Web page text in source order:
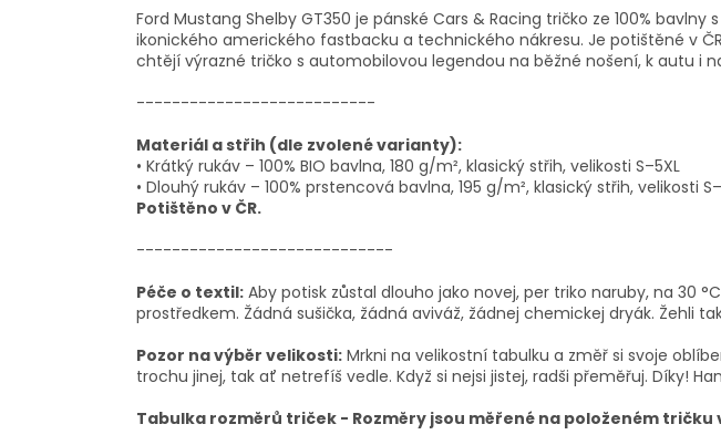
Ford Mustang Shelby GT350 je pánské Cars & Racing tričko ze 100%
ikonického amerického fastbacku a technického nákresu. Je potištěné v
chtějí výrazné tričko s automobilovou legendou na běžné nošení, k autu i
---------------------------
Materiál a střih (dle zvolené varianty):
• Krátký rukáv – 100% BIO bavlna, 180 g/m², klasický střih, velikosti S–5XL
• Dlouhý rukáv – 100% prstencová bavlna, 195 g/m², klasický střih, velikosti
Potištěno v ČR.
-----------------------------
Péče o textil: Aby potisk zůstal dlouho jako novej, per triko naruby, na 30
prostředkem. Žádná sušička, žádná aviváž, žádnej chemickej dryák. Žehli
Pozor na výběr velikosti: Mrkni na velikostní tabulku a změř si svoje
trochu jinej, tak ať netrefíš vedle. Když si nejsi jistej, radši přeměřuj. Díky!
Tabulka rozměrů triček - Rozměry jsou měřené na položeném